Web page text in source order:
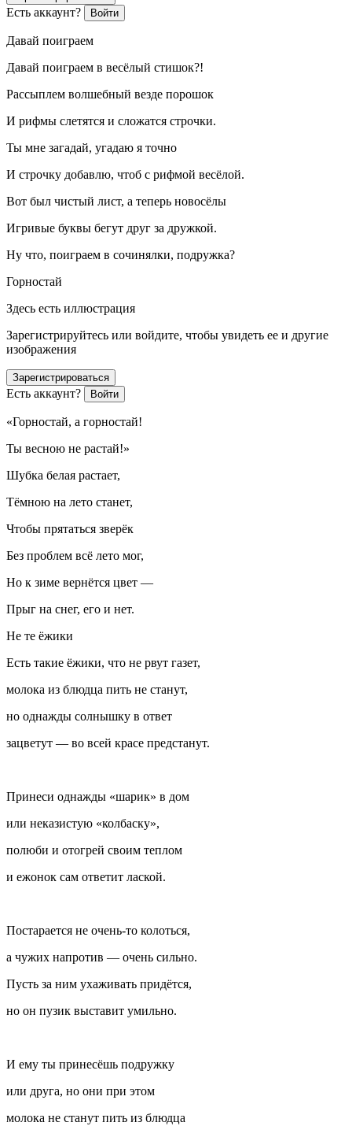
Есть аккаунт? Войти
Давай поиграем
Давай поиграем в весёлый стишок?!
Рассыплем волшебный везде порошок
И рифмы слетятся и сложатся строчки.
Ты мне загадай, угадаю я точно
И строчку добавлю, чтоб с рифмой весёлой.
Вот был чистый лист, а теперь новосёлы
Игривые буквы бегут друг за дружкой.
Ну что, поиграем в сочинялки, подружка?
Горностай
Здесь есть иллюстрация
Зарегистрируйтесь или войдите, чтобы увидеть ее и другие
изображения
Зарегистрироваться
Есть аккаунт? Войти
«Горностай, а горностай!
Ты весною не растай!»
Шубка белая растает,
Тёмною на лето станет,
Чтобы прятаться зверёк
Без проблем всё лето мог,
Но к зиме вернётся цвет —
Прыг на снег, его и нет.
Не те ёжики
Есть такие ёжики, что не рвут газет,
молока из блюдца пить не станут,
но однажды солнышку в ответ
зацветут — во всей красе предстанут.
Принеси однажды «шарик» в дом
или неказистую «колбаску»,
полюби и отогрей своим теплом
и ежонок сам ответит лаской.
Постарается не очень-то колоться,
а чужих напротив — очень сильно.
Пусть за ним ухаживать придётся,
но он пузик выставит умильно.
И ему ты принесёшь подружку
или друга, но они при этом
молока не станут пить из блюдца